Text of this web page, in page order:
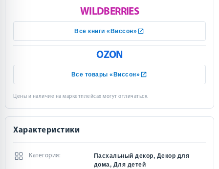
WILDBERRIES
Все книги «Виссон»
OZON
Все товары «Виссон»
Цены и наличие на маркетплейсах могут отличаться.
Характеристики
Категория:
Пасхальный декор, Декор для
дома, Для детей